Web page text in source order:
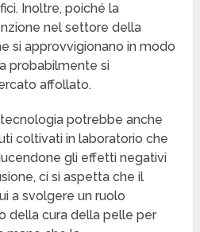
Inoltre, poiché la
nel settore della
si approvvigionano in modo
probabilmente si
affollato.
potrebbe anche
coltivati in laboratorio che
gli effetti negativi
ci si aspetta che il
a svolgere un ruolo
della cura della pelle per